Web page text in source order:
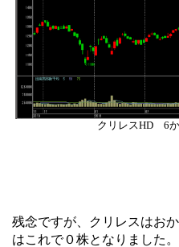
クリレスHD 6
残念ですが、クリレスはお
はこれで０株となりました。